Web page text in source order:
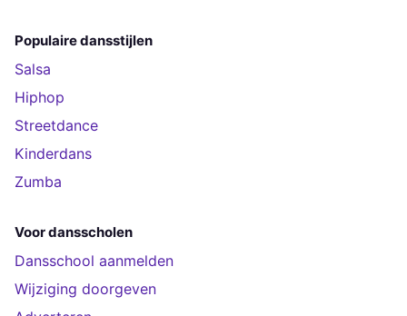
Populaire dansstijlen
Salsa
Hiphop
Streetdance
Kinderdans
Zumba
Voor dansscholen
Dansschool aanmelden
Wijziging doorgeven